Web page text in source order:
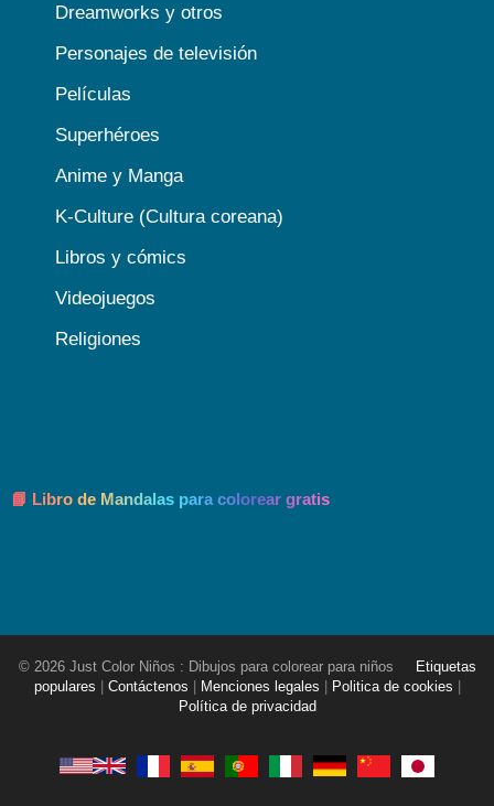
Dreamworks y otros
Personajes de televisión
Películas
Superhéroes
Anime y Manga
K-Culture (Cultura coreana)
Libros y cómics
Videojuegos
Religiones
📘 Libro de Mandalas para colorear gratis
© 2026 Just Color Niños : Dibujos para colorear para niños
Etiquetas
populares
Contáctenos Menciones legales Politica de cookies
Política de privacidad